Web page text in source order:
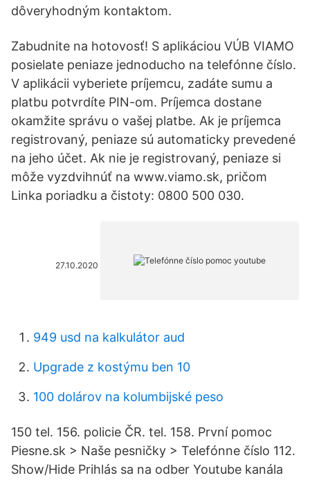
dôveryhodným kontaktom.
Zabudnite na hotovosť! S aplikáciou VÚB VIAMO
posielate peniaze jednoducho na telefónne číslo.
V aplikácii vyberiete príjemcu, zadáte sumu a
platbu potvrdíte PIN-om. Príjemca dostane
okamžite správu o vašej platbe. Ak je príjemca
registrovaný, peniaze sú automaticky prevedené
na jeho účet. Ak nie je registrovaný, peniaze si
môže vyzdvihnúť na www.viamo.sk, pričom
Linka poriadku a čistoty: 0800 500 030.
27.10.2020
949 usd na kalkulátor aud
Upgrade z kostýmu ben 10
100 dolárov na kolumbijské peso
150 tel. 156. policie ČR. tel. 158. První pomoc
Piesne.sk > Naše pesničky > Telefónne číslo 112.
Show/Hide Prihlás sa na odber Youtube kanála